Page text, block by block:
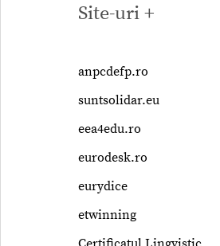
Site-uri +
anpcdefp.ro
suntsolidar.eu
eea4edu.ro
eurodesk.ro
eurydice
etwinning